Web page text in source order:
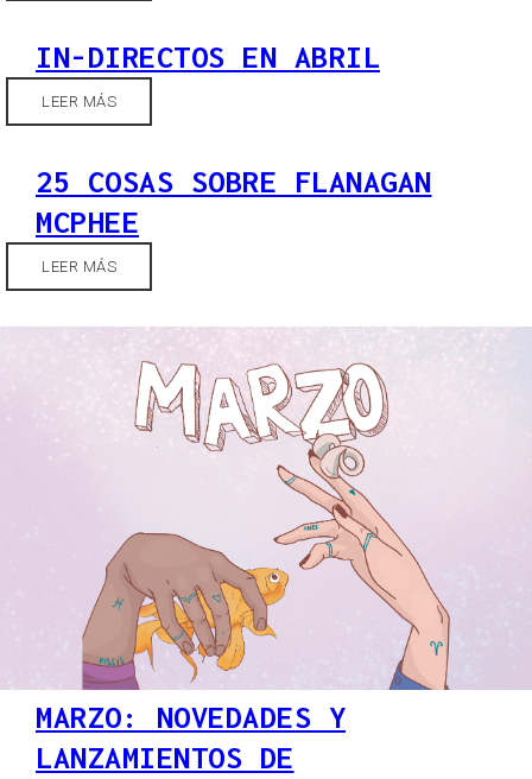
IN-DIRECTOS EN ABRIL
LEER MÁS
25 COSAS SOBRE FLANAGAN
MCPHEE
LEER MÁS
MARZO: NOVEDADES Y
LANZAMIENTOS DE